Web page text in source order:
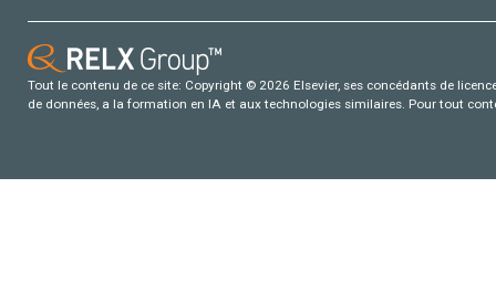
Tout le contenu de ce site: Copyright © 2026 Elsevier, ses concédants de
de données, a la formation en IA et aux technologies similaires. Pour tout